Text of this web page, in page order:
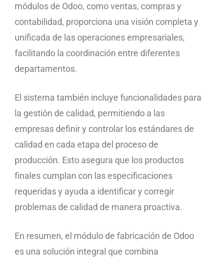
módulos de Odoo, como ventas, compras y
contabilidad, proporciona una visión completa y
unificada de las operaciones empresariales,
facilitando la coordinación entre diferentes
departamentos.
El sistema también incluye funcionalidades para
la gestión de calidad, permitiendo a las
empresas definir y controlar los estándares de
calidad en cada etapa del proceso de
producción. Esto asegura que los productos
finales cumplan con las especificaciones
requeridas y ayuda a identificar y corregir
problemas de calidad de manera proactiva.
En resumen, el módulo de fabricación de Odoo
es una solución integral que combina